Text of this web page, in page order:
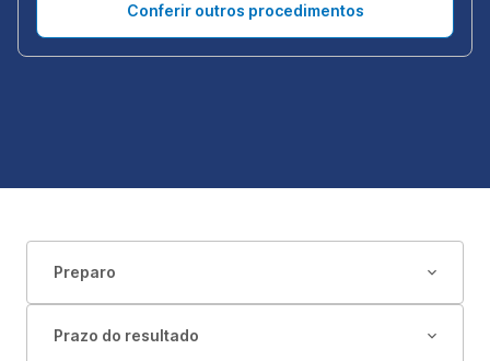
Conferir outros procedimentos
Preparo
Prazo do resultado